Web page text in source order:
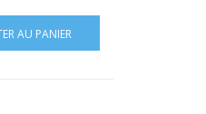
AU PANIER